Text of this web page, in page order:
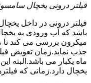
فیلتر درونی یخچال
فیلتر درونی در داخل
باشد که آب ورودی به
میکرون بررسی می کند تا
ماه یکبار می باشد.البته
یخچال دارد.زمانی که